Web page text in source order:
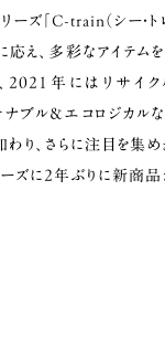
ズ「C-train（シー・トレ
え、多彩なアイテム
2021年にはリサイ
ブル＆エコロジカルな
わり、さらに注目を集め
ズに2年ぶりに新商品